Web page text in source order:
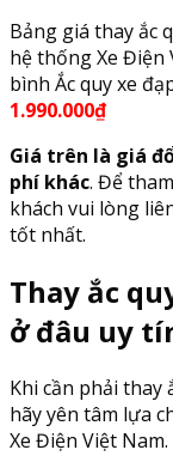
Bảng giá thay ắc
hệ thống Xe Điện
bình Ắc quy xe
1.990.000₫
Giá trên là giá
phí khác. Để
khách vui lòng
tốt nhất.
Thay ắc
ở đâu uy
Khi cần phải thay
hãy yên tâm lựa
Xe Điện Việt Nam.